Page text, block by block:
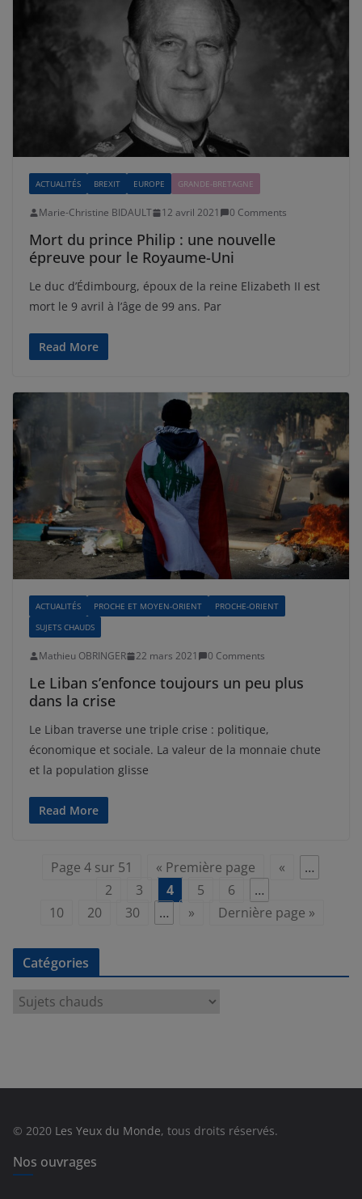
ACTUALITÉS BREXIT EUROPE GRANDE-BRETAGNE
Marie-Christine BIDAULT 12 avril 2021 0 Comments
Mort du prince Philip : une nouvelle
épreuve pour le Royaume-Uni
Le duc d’Édimbourg, époux de la reine Elizabeth II est
mort le 9 avril à l’âge de 99 ans. Par
Read More
ACTUALITÉS PROCHE ET MOYEN-ORIENT
PROCHE-ORIENT
SUJETS CHAUDS
Mathieu OBRINGER 22 mars 2021 0 Comments
Le Liban s’enfonce toujours un peu plus
dans la crise
Le Liban traverse une triple crise : politique,
économique et sociale. La valeur de la monnaie chute
et la population glisse
Read More
Page 4 sur 51 « Première page «
…
2
3 4 5 6
…
10
20 30 … » Dernière page »
Catégories
e
© 2020 Les Yeux du Monde, tous droits réservés.
Nos ouvrages